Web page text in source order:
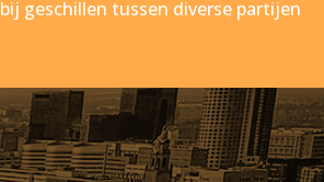
bij geschillen tussen diverse partijen